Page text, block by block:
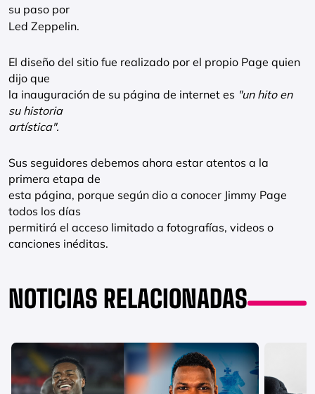
su paso por
Led Zeppelin.
El diseño del sitio fue realizado por el propio Page quien
dijo que
la inauguración de su página de internet es "un hito en
su historia
artística".
Sus seguidores debemos ahora estar atentos a la
primera etapa de
esta página, porque según dio a conocer Jimmy Page
todos los días
permitirá el acceso limitado a fotografías, videos o
canciones inéditas.
NOTICIAS RELACIONADAS